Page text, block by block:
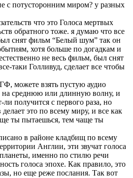
с потусторонним миром? у разных
что это Голоса мертвых
обратного тоже. я думаю что все
снят фильм “Белый шум” так он
хотя больше по догадкам и
не весь фильм, был снят
таки Голливуд, сделает все чтобы
можете взять пустую аудио
на среднюю или длинную волну, и
ли получится с первого раза, но
это по всему миру, и все как
ты пытаешься, тем чаще ты
в районе кладбищ по всему
Англии, эти звучат голоса
именно по стилю речи
голоса эпохе. Как правило, это
но еще реже послания. Так вот